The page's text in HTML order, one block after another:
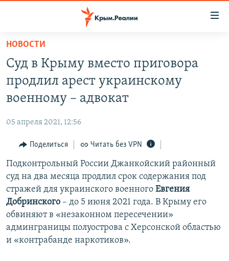
Вернуться
основному
содержанию
Вернутся
главной
навигации
Вернутся
поиску
СПЕЦПРОЕКТЫ
11 ЛЕТ ОККУПАЦИИ КРЫМА. 11 ИСТОРИЙ СОПРОТИВЛЕНИЯ
ВОДА
ЕЩЕ
ИНТЕРАКТИВ
ИНФОГРАФИКА
ТЕЛЕПРОЕКТ КРЫМ.РЕАЛИИ
СОВЕТЫ ПРАВОЗАЩИТНИКОВ
ПРОПАВШИЕ БЕЗ ВЕСТИ
ПОБЕДИТЕЛЕЙ НЕ СУДЯТ?
РАДІО СВОБОДА
КАК ОБОЙТИ БЛОКИРОВКУ
Українською
Qırımtatar
ПРИСОЕДИНЯЙТЕСЬ!
НОВОСТИ
Суд в Крыму вместо приговора
продлил арест украинскому
военному – адвокат
05 апреля 2021, 12:56
Поделиться Читать без VPN
Подконтрольный России Джанкойский районный
суд на два месяца продлил срок содержания под
стражей для украинского военного Евгения
Добринского – до 5 июня 2021 года. В Крыму его
обвиняют в «незаконном пересечении»
админграницы полуострова с Херсонской областью
и «контрабанде наркотиков».